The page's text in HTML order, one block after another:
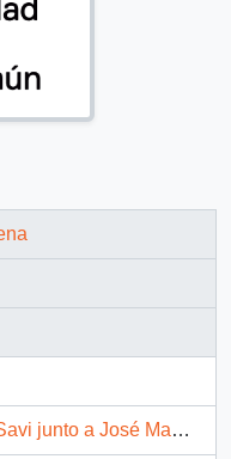
a José Manuel Barros